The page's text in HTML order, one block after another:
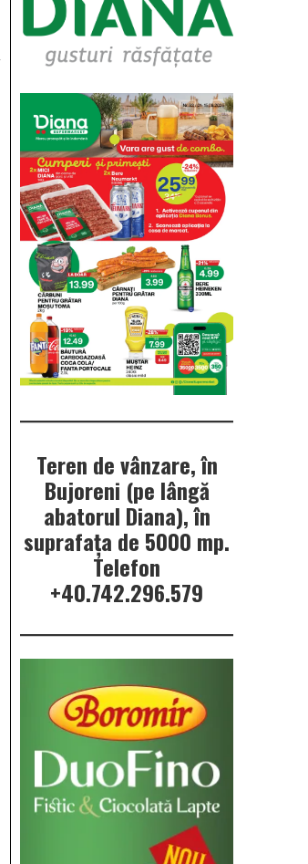
Teren de vânzare, în
Bujoreni (pe lângă
abatorul Diana), în
suprafața de 5000 mp.
Telefon
+40.742.296.579